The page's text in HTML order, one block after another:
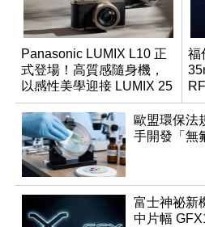
Panasonic LUMIX L10 正
式登場！高質感隨身機，
以感性美學迎接 LUMIX 25
週年
福
同
歐盟環保法
手開發「無
富士神祕新
中片幅